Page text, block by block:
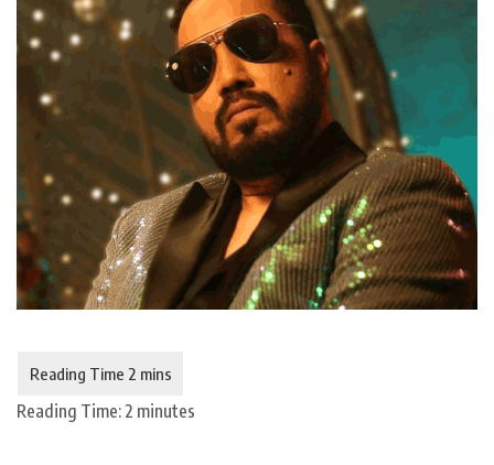
Reading Time: 2 minutes